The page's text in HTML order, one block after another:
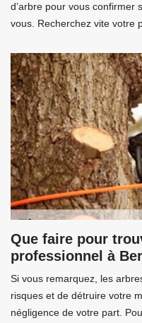
d’arbre pour vous confirmer
vous. Recherchez vite votre
Que faire pour
professionnel à
Si vous remarquez, les
risques et de détruire votre
négligence de votre part.